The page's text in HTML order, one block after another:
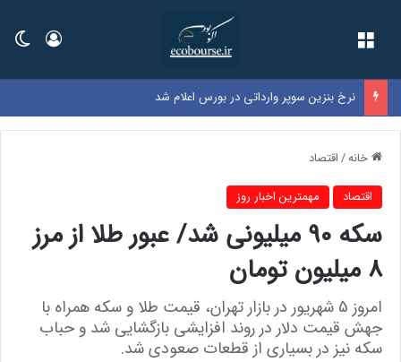
ورود
نرخ بنزین سوپر وارداتی در بورس اعلام شد
خانه/اقتصاد
اقتصاد مهمترین اخبار روز
سکه 90 میلیونی شد/ عبور طلا از مرز
8 میلیون تومان
امروز 5 شهریور در بازار تهران، قیمت طلا و سکه همراه با
جهش قیمت دلار در روند افزایشی بازگشایی شد و حباب
سکه نیز در بسیاری از قطعات صعودی شد.